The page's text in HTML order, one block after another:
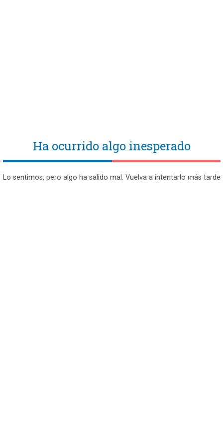
Ha ocurrido algo inesperado
Lo sentimos, pero algo ha salido mal. Vuelva a intentarlo más tarde